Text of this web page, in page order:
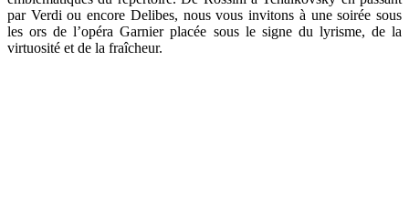
par Verdi ou encore Delibes, nous vous invitons à une soirée sous
les ors de l’opéra Garnier placée sous le signe du lyrisme, de la
virtuosité et de la fraîcheur.